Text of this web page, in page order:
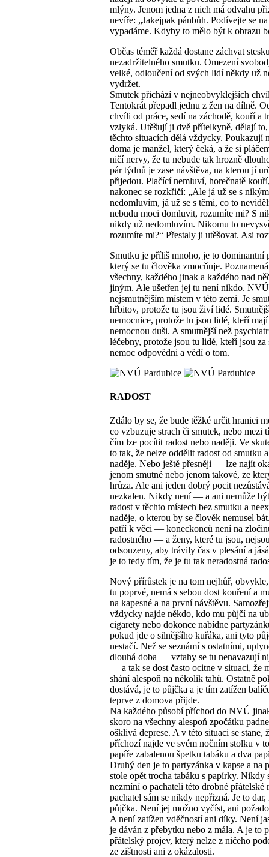
mlýny. Jenom jedna z nich má odvahu
nevíře: „Jakejpak pánbůh. Podívejte se
vypadáme. Kdyby to mělo být k obrazu
Občas téměř každá dostane záchvat
nezadržitelného smutku. Omezení
velké, odloučení od svých lidí někdy už
vydržet.
Smutek přichází v nejneobvyklejších
Tentokrát přepadl jednu z žen na dílně.
chvíli od práce, sedí na záchodě, kouří a
vzlyká. Utěšují ji dvě přítelkyně, dělají to,
těchto situacích dělá vždycky. Poukazují
doma je manžel, který čeká, a že si
ničí nervy, že tu nebude tak hrozně
pár týdnů je zase návštěva, na kterou jí
přijedou. Plačící nemluví, horečnatě
nakonec se rozkřičí: „Ale já už se s
nedomluvím, já už se s těmi, co to
nebudu moci domluvit, rozumíte mi? S
nikdy už nedomluvím. Nikomu to
rozumíte mi?“ Přestaly ji utěšovat. Asi
Smutku je příliš mnoho, je to dominantní
který se tu člověka zmocňuje.
všechny, každého jinak a každého nad
jiným. Ale ušetřen jej tu není nikdo.
nejsmutnějším místem v této zemi. Je
hřbitov, protože tu jsou živí lidé.
nemocnice, protože tu jsou lidé, kteří mají
nemocnou duši. A smutnější než
léčebny, protože jsou tu lidé, kteří jsou za
nemoc odpovědni a vědí o tom.
RADOST
Zdálo by se, že bude těžké určit hranici
co vzbuzuje strach či smutek, nebo mezi
čím lze pocítit radost nebo naději. Ve
to tak, že nelze oddělit radost od smutku
naděje. Nebo ještě přesněji — lze najít
jenom smutné nebo jenom takové, ze
hrůza. Ale ani jeden dobrý pocit
nezkalen. Nikdy není — a ani nemůže
radost v těchto místech bez smutku a
naděje, o kterou by se člověk nemusel
patří k věci — koneckonců není na
radostného — a ženy, které tu jsou,
odsouzeny, aby trávily čas v plesání a
je to tedy tím, že je tu tak neradostná
Nový přírůstek je na tom nejhůř,
tu poprvé, nemá s sebou dost kouření a
na kapesné a na první návštěvu.
vždycky najde někdo, kdo mu půjčí na
cigarety nebo dokonce nabídne
pokud jde o silnějšího kuřáka, ani tyto
nestačí. Než se seznámí s ostatními,
dlouhá doba — vztahy se tu nenavazují
— a tak se dost často ocitne v situaci, že
shání alespoň na několik tahů. Ostatně
dostává, je to půjčka a je tím zatížen
teprve z domova přijde.
Na každého působí příchod do NVÚ
skoro na všechny alespoň zpočátku
ošklivá deprese. A v této situaci se stane,
příchozí najde ve svém nočním stolku v
papíře zabalenou špetku tabáku a dva
Druhý den je to partyzánka v kapse a na
stole opět trocha tabáku s papírky. Nikdy
nezmíní o pachateli této drobné přátelské
pachatel sám se nikdy nepřizná. Je to dar,
půjčka. Není jej možno vyčíst, ani
A není zatížen vděčností ani díky. Není
je dáván z přebytku nebo z mála. A je to
přátelský projev, který nelze z ničeho
ze zištnosti ani z okázalosti.